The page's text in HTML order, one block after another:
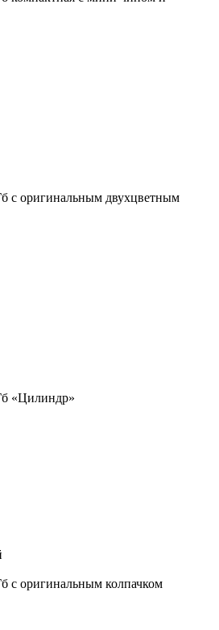
с оригинальным двухцветным
«Цилиндр»
с оригинальным колпачком